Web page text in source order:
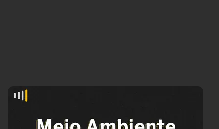
Agronegócios
Brasil Mineral
Economia
Política